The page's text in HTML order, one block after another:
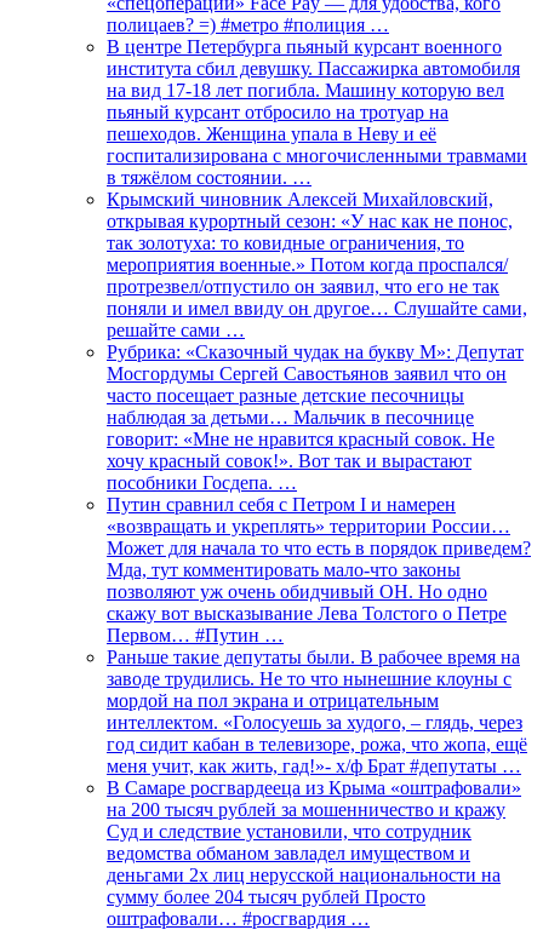
полицаев? =) #метро #полиция …
В центре Петербурга пьяный курсант военного
института сбил девушку. Пассажирка автомобиля
на вид 17-18 лет погибла. Машину которую вел
пьяный курсант отбросило на тротуар на
пешеходов. Женщина упала в Неву и её
госпитализирована с многочисленными травмами
в тяжёлом состоянии. …
Крымский чиновник Алексей Михайловский,
открывая курортный сезон: «У нас как не понос,
так золотуха: то ковидные ограничения, то
мероприятия военные.» Потом когда проспался/
протрезвел/отпустило он заявил, что его не так
поняли и имел ввиду он другое… Слушайте сами,
решайте сами …
Рубрика: «Сказочный чудак на букву М»: Депутат
Мосгордумы Сергей Савостьянов заявил что он
часто посещает разные детские песочницы
наблюдая за детьми… Мальчик в песочнице
говорит: «Мне не нравится красный совок. Не
хочу красный совок!». Вот так и вырастают
пособники Госдепа. …
Путин сравнил себя с Петром I и намерен
«возвращать и укреплять» территории России…
Может для начала то что есть в порядок приведем?
Мда, тут комментировать мало-что законы
позволяют уж очень обидчивый ОН. Но одно
скажу вот высказывание Лева Толстого о Петре
Первом… #Путин …
Раньше такие депутаты были. В рабочее время на
заводе трудились. Не то что нынешние клоуны с
мордой на пол экрана и отрицательным
интеллектом. «Голосуешь за худого, – глядь, через
год сидит кабан в телевизоре, рожа, что жопа, ещё
меня учит, как жить, гад!»- х/ф Брат #депутаты …
В Самаре росгвардееца из Крыма «оштрафовали»
на 200 тысяч рублей за мошенничество и кражу
Суд и следствие установили, что сотрудник
ведомства обманом завладел имуществом и
деньгами 2х лиц нерусской национальности на
сумму более 204 тысяч рублей Просто
оштрафовали… #росгвардия …